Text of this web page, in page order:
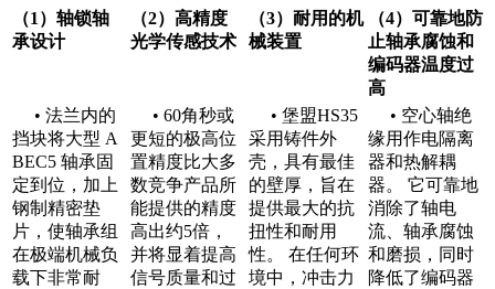
（1）轴锁轴
承设计
（2）高精度
光学传感技术
（3）耐用的机
械装置
（4）可靠地防
止轴承腐蚀和
编码器温度过
高
• 法兰内的
挡块将大型 A
BEC5 轴承固
定到位，加上
钢制精密垫
片，使轴承组
在极端机械负
载下非常耐
• 60角秒或
更短的极高位
置精度比大多
数竞争产品所
能提供的精度
高出约5倍，
并将显着提高
信号质量和过
• 堡盟HS35
采用铸件外
壳，具有最佳
的壁厚，旨在
提供最大的抗
扭性和耐用
性。 在任何环
境中，冲击力
• 空心轴绝
缘用作电隔离
器和热解耦
器。 它可靠地
消除了轴电
流、轴承腐蚀
和磨损，同时
降低了编码器